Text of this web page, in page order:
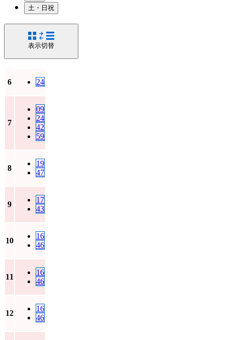
土・日祝
表示切替
6 24
7
09
24
42
59
8
19
47
9
17
43
10
16
46
11
16
46
12
16
46